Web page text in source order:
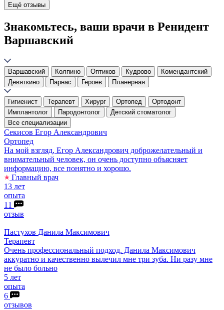
Ещё отзывы
Знакомьтесь, ваши врачи в Ренидент
Варшавский
Варшавский Колпино Оптиков Кудрово
Комендантский
Девяткино
Парнас Героев Планерная
Гигиенист Терапевт Хирург Ортопед
Ортодонт
Имплантолог
Пародонтолог
Детский стоматолог
Все специализации
Секисов Егор Александрович
Ортопед
На мой взгляд, Егор Александрович доброжелательный и
внимательный человек, он очень доступно объясняет
информацию, все понятно и хорошо.
Главный врач
13 лет
опыта
11
отзыв
Пастухов Данила Максимович
Терапевт
Очень профессиональный подход. Данила Максимович
аккуратно и качественно вылечил мне три зуба. Ни разу мне
не было больно
5 лет
опыта
6
отзывов